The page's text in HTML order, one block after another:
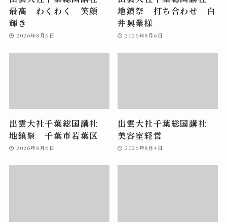
最高 わくわく 笑顔
輝き
2026年8月6日
地鎮祭 打ち合わせ 白
井興業様
2026年8月6日
出雲大社千葉総国講社
地鎮祭 千葉市若葉区
2026年8月6日
出雲大社千葉総国講社
美容室経営
2026年8月4日